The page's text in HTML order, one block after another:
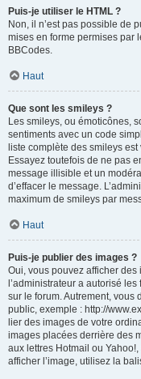
Puis-je utiliser le HTML ?
Non, il n’est pas possible de
mises en forme permises par
BBCodes.
Haut
Que sont les smileys ?
Les smileys, ou émoticônes,
sentiments avec un code
liste complète des smileys
Essayez toutefois de ne pas
message illisible et un
d’effacer le message.
maximum de smileys par
Haut
Puis-je publier des images ?
Oui, vous pouvez afficher
l’administrateur a autorisé
sur le forum. Autrement, vous
public, exemple : http://
lier des images de votre
images placées derrière des
aux lettres Hotmail ou
afficher l’image, utilisez la